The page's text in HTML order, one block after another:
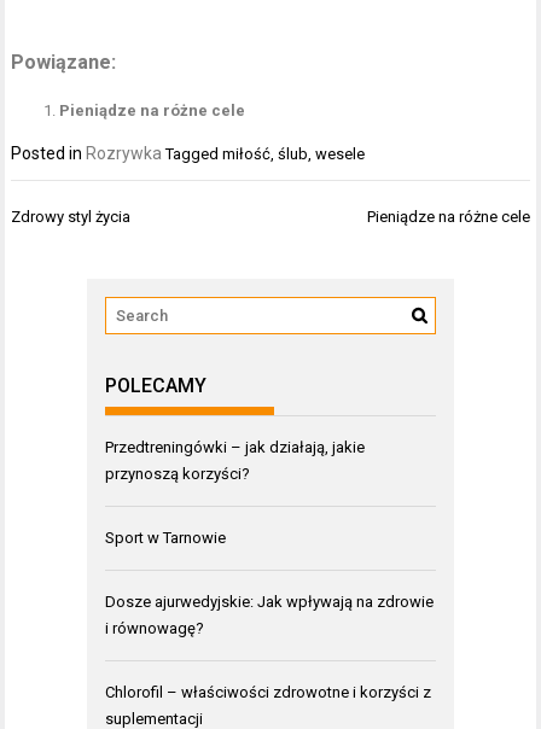
Powiązane:
Pieniądze na różne cele
Posted in Rozrywka Taggedmiłość ,ślub ,wesele
Nawigacja
Zdrowy styl życia Pieniądze na różne cele
POLECAMY
Przedtreningówki – jak działają, jakie
przynoszą korzyści?
Sport w Tarnowie
Dosze ajurwedyjskie: Jak wpływają na zdrowie
i równowagę?
Chlorofil – właściwości zdrowotne i korzyści z
suplementacji